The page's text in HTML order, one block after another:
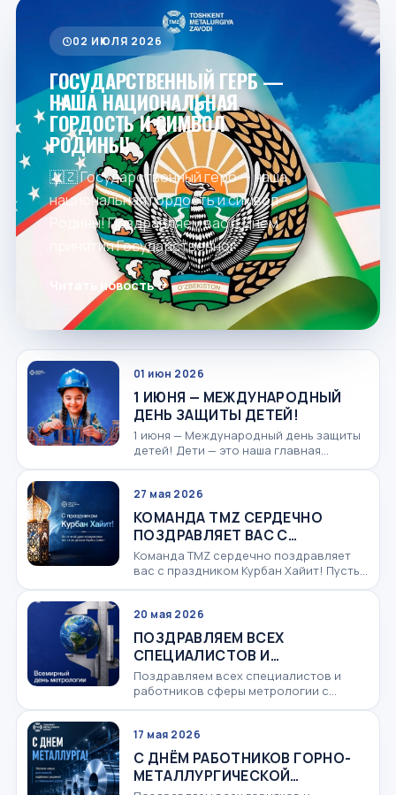
02 ИЮЛЯ 2026
ГОСУДАРСТВЕННЫЙ ГЕРБ —
НАША НАЦИОНАЛЬНАЯ
ГОРДОСТЬ И СИМВОЛ
РОДИНЫ!
🇺🇿 Государственный герб — наша
национальная гордость и символ
Родины! Поздравляем вас с Днём
принятия Государственног...
Читать новость
01 июн 2026
1 ИЮНЯ — МЕЖДУНАРОДНЫЙ
ДЕНЬ ЗАЩИТЫ ДЕТЕЙ!
1 июня — Международный день защиты
детей! Дети — это наша главная
радость, гордость и фундамент нашего
27 мая 2026
КОМАНДА TMZ СЕРДЕЧНО
ПОЗДРАВЛЯЕТ ВАС С
ПРАЗДНИКОМ КУРБАН ХАЙИТ!
Команда TMZ сердечно поздравляет
вас с праздником Курбан Хайит! Пусть
этот светлый и благословенный
20 мая 2026
ПОЗДРАВЛЯЕМ ВСЕХ
СПЕЦИАЛИСТОВ И
РАБОТНИКОВ СФЕРЫ
МЕТРОЛОГИИ С ВСЕМИРНЫМ
ДНЁМ МЕТРОЛОГИИ!
Поздравляем всех специалистов и
работников сферы метрологии с
Всемирным днём метрологии! Ваш
17 мая 2026
С ДНЁМ РАБОТНИКОВ ГОРНО-
МЕТАЛЛУРГИЧЕСКОЙ